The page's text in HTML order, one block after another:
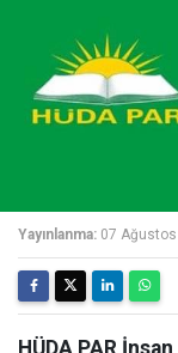
Yayınlanma: 07
HÜDA PAR